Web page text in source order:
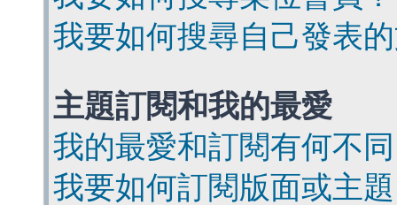
我要如何搜尋自己發表
主題訂閱和我的最愛
我的最愛和訂閱有何不
我要如何訂閱版面或主